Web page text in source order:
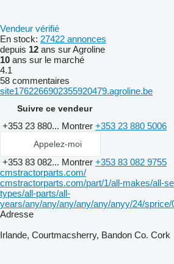
Vendeur vérifié
En stock: 27422 annonces
depuis 12 ans sur Agroline
10 ans sur le marché
4.1
58 commentaires
site1762266902355920479.agroline.be
Suivre ce vendeur
+353 23 880... Montrer +353 23 880 5006
Appelez-moi
+353 83 082... Montrer +353 83 082 9755
cmstractorparts.com/
cmstractorparts.com/part/1/all-makes/all-
types/all-parts/all-
years/any/any/any/any/any/anyy/24/sprice/
Adresse
Irlande, Courtmacsherry, Bandon Co. Cork